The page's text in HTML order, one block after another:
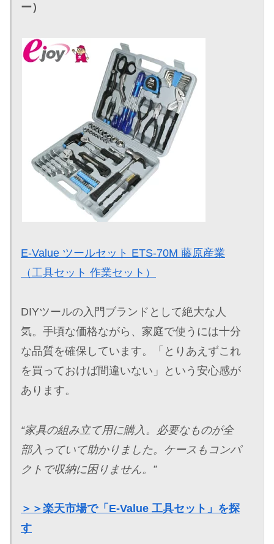
ー）
E-Value ツールセット ETS-70M 藤原産業
（工具セット 作業セット）
DIYツールの入門ブランドとして絶大な人
気。手頃な価格ながら、家庭で使うには十分
な品質を確保しています。「とりあえずこれ
を買っておけば間違いない」という安心感が
あります。
“家具の組み立て用に購入。必要なものが全
部入っていて助かりました。ケースもコンパ
クトで収納に困りません。”
＞＞楽天市場で「E-Value 工具セット」を探
す